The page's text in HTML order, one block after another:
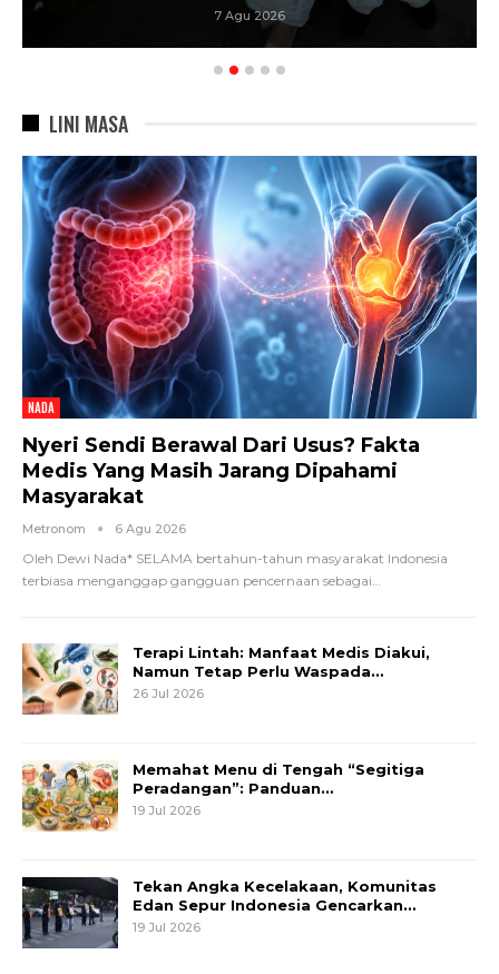
7 Agu 2026
LINI MASA
NADA
Nyeri Sendi Berawal Dari Usus? Fakta
Medis Yang Masih Jarang Dipahami
Masyarakat
Metronom 6 Agu 2026
Oleh Dewi Nada* SELAMA bertahun-tahun masyarakat Indonesia
terbiasa menganggap gangguan pencernaan sebagai…
Terapi Lintah: Manfaat Medis Diakui,
Namun Tetap Perlu Waspada…
26 Jul 2026
Memahat Menu di Tengah “Segitiga
Peradangan”: Panduan…
19 Jul 2026
Tekan Angka Kecelakaan, Komunitas
Edan Sepur Indonesia Gencarkan…
19 Jul 2026